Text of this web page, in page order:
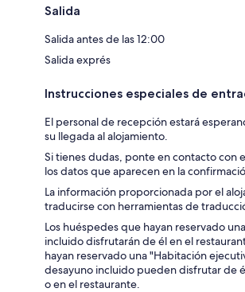
Salida
Salida antes de las 12:00
Salida exprés
Instrucciones especiales de
El personal de recepción estará
su llegada al alojamiento.
Si tienes dudas, ponte en contacto con
los datos que aparecen en la
La información proporcionada por el
traducirse con herramientas de
Los huéspedes que hayan reservado
incluido disfrutarán de él en el
hayan reservado una "Habitación
desayuno incluido pueden disfrutar de
o en el restaurante.